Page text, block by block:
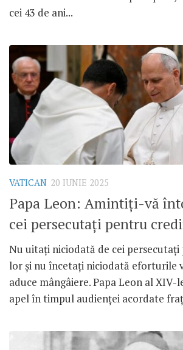
cei 43 de ani...
VATICAN 20 IUNIE 2025
Papa Leon: Amintiți-vă
cei persecutați pentru
Nu uitați niciodată de cei
lor și nu încetați niciodată eforturile
aduce mângâiere. Papa Leon al XIV-
apel în timpul audienței acordate